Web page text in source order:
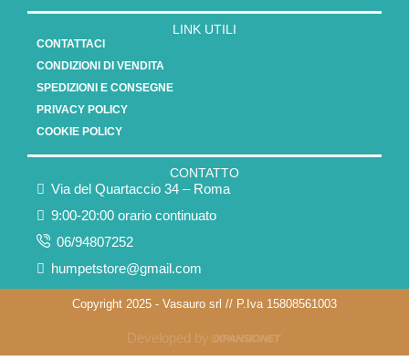
LINK UTILI
CONTATTACI
CONDIZIONI DI VENDITA
SPEDIZIONI E CONSEGNE
PRIVACY POLICY
COOKIE POLICY
CONTATTO
Via del Quartaccio 34 – Roma
9:00-20:00 orario continuato
06/94807252
humpetstore@gmail.com
Copyright 2025 - Vasauro srl // P.Iva 15808561003
Developed by